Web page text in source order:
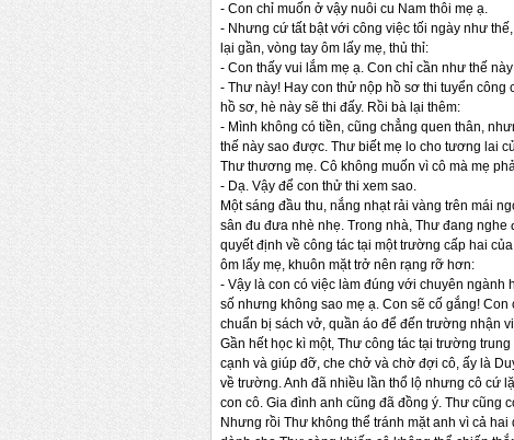
- Con chỉ muốn ở vậy nuôi cu Nam thôi mẹ ạ.
- Nhưng cứ tất bật với công việc tối ngày như
lại gần, vòng tay ôm lấy mẹ, thủ thỉ:
- Con thấy vui lắm mẹ ạ. Con chỉ cần như thế
- Thư này! Hay con thử nộp hồ sơ thi tuyển
hồ sơ, hè này sẽ thi đấy. Rồi bà lại thêm:
- Mình không có tiền, cũng chẳng quen thân,
thế này sao được. Thư biết mẹ lo cho tương lai
Thư thương mẹ. Cô không muốn vì cô mà mẹ
- Dạ. Vậy để con thử thi xem sao.
Một sáng đầu thu, nắng nhạt rải vàng trên mái
sân đu đưa nhè nhẹ. Trong nhà, Thư đang
quyết định về công tác tại một trường cấp hai
ôm lấy mẹ, khuôn mặt trở nên rạng rỡ hơn:
- Vậy là con có việc làm đúng với chuyên
số nhưng không sao mẹ ạ. Con sẽ cố gắng!
chuẩn bị sách vở, quần áo để đến trường nhận
Gần hết học kì một, Thư công tác tại trường
cạnh và giúp đỡ, che chở và chờ đợi cô, ấy là
về trường. Anh đã nhiều lần thổ lộ nhưng cô cứ
con cô. Gia đình anh cũng đã đồng ý. Thư cũng
Nhưng rồi Thư không thể tránh mặt anh vì cả